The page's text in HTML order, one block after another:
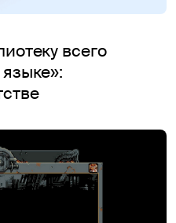
всего